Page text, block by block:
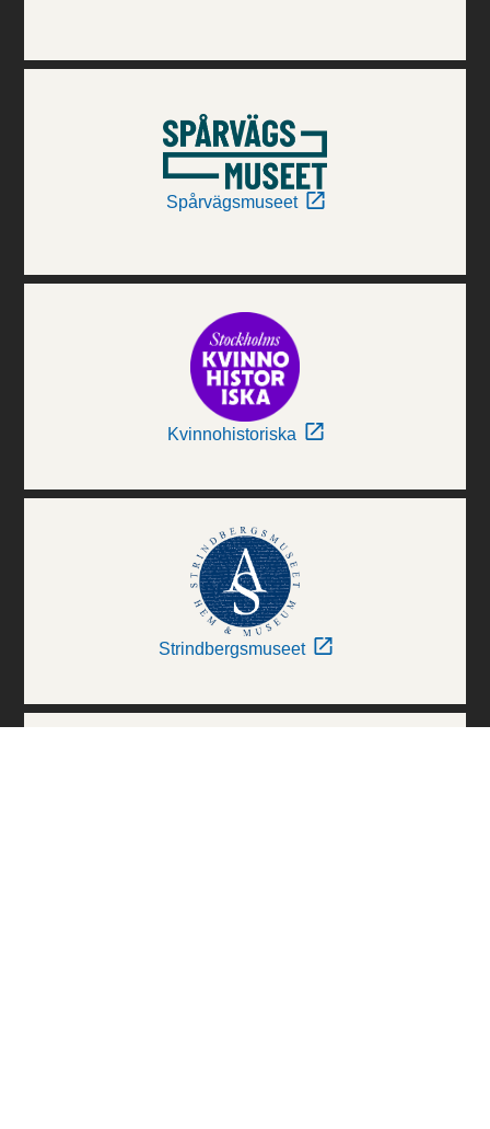
Spårvägsmuseet
Kvinnohistoriska
Strindbergsmuseet